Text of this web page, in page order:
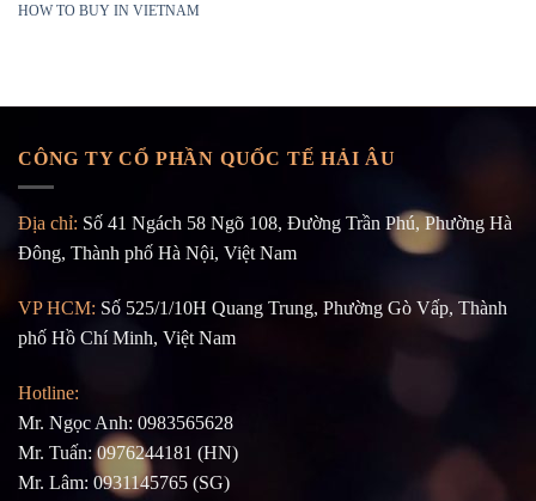
HOW TO BUY IN VIETNAM
CÔNG TY CỔ PHẦN QUỐC TẾ HẢI ÂU
Địa chỉ: Số 41 Ngách 58 Ngõ 108, Đường Trần Phú, Phường Hà
Đông, Thành phố Hà Nội, Việt Nam
VP HCM: Số 525/1/10H Quang Trung, Phường Gò Vấp, Thành
phố Hồ Chí Minh, Việt Nam
Hotline:
Mr. Ngọc Anh: 0983565628
Mr. Tuấn: 0976244181 (HN)
Mr. Lâm: 0931145765 (SG)